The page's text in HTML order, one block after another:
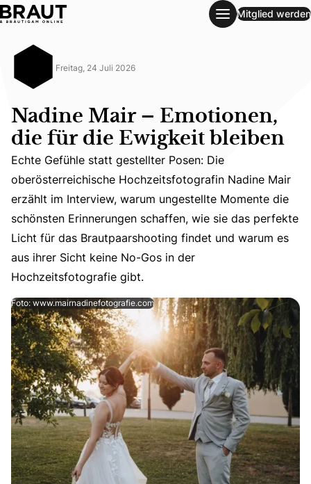
Nadine Mair – Emotionen, die für die Ewigkeit bleiben
Mitglied werden
Freitag, 24 Juli 2026
Nadine Mair – Emotionen,
die für die Ewigkeit bleiben
Echte Gefühle statt gestellter Posen: Die
Echte Gefühle statt gestellter Posen: Die
oberösterreichische Hochzeitsfotografin Nadine Mair
erzählt im Interview, warum ungestellte Momente die
schönsten Erinnerungen schaffen, wie sie das perfekte
Licht für das Brautpaarshooting findet und warum es
aus ihrer Sicht keine No-Gos in der
Hochzeitsfotografie gibt.
Foto: www.mairnadinefotografie.com